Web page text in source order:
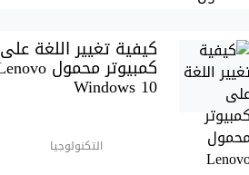
كيفية تغيير اللغة على
Windows 10
التكنولوجيا